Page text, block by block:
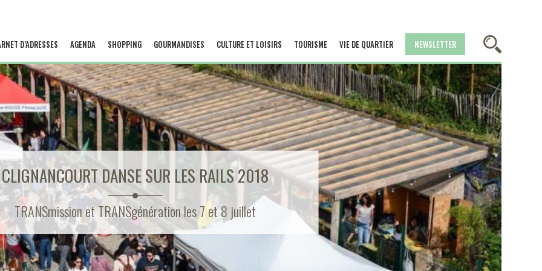
D’ADRESSES AGENDA SHOPPING GOURMANDISES CULTURE ET LOISIRS TOURISME VIE DE QUARTIER NEWSLETTER
CLIGNANCOURT DANSE SUR LES RAILS 2018
TRANSmission et TRANSgénération les 7 et 8 juillet